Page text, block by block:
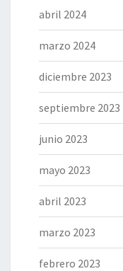
abril 2024
marzo 2024
diciembre 2023
septiembre 2023
junio 2023
mayo 2023
abril 2023
marzo 2023
febrero 2023